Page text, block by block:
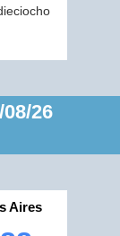
26
Aires